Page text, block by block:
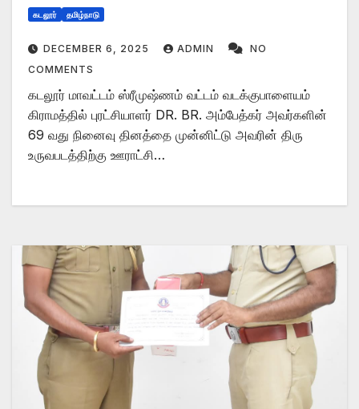
கடலூர் தமிழ்நாடு
DECEMBER 6, 2025 ADMIN
NO
COMMENTS
கடலூர் மாவட்டம் ஸ்ரீமுஷ்ணம் வட்டம் வடக்குபாளையம்
கிராமத்தில் புரட்சியாளர் DR. BR. அம்பேத்கர் அவர்களின்
69 வது நினைவு தினத்தை முன்னிட்டு அவரின் திரு
உருவபடத்திற்கு ஊராட்சி…